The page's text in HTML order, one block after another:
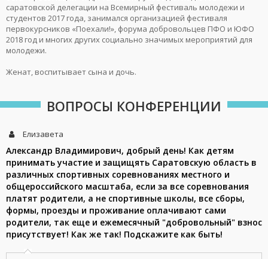
саратовской делегации на Всемирный фестиваль молодежи и
студентов 2017 года, занимался организацией фестиваля
первокурсников «Поехали!», форума добровольцев ПФО и ЮФО
2018 год и многих других социально значимых мероприятий для
молодежи.
Женат, воспитывает сына и дочь.
ВОПРОСЫ КОНФЕРЕНЦИИ
Елизавета
Александр Владимирович, добрый день! Как детям
принимать участие и защищять Саратовскую область в
различных спортивных соревнованиях местного и
общероссийского масштаба, если за все соревнования
платят родители, а не спортивные школы, все сборы,
формы, проезды и проживание оплачивают сами
родители, так еще и ежемесячный "добровольный" взнос
присутствует! Как же так! Подскажите как быть!